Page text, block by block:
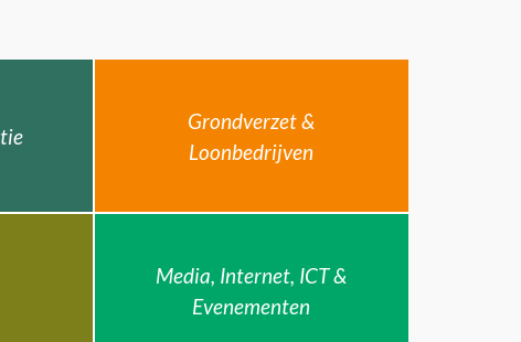
Grondverzet &
Loonbedrijven
Media, Internet, ICT &
Evenementen